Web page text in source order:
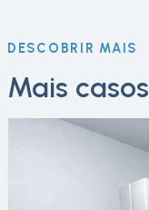
DESCOBRIR MAIS
Mais casos